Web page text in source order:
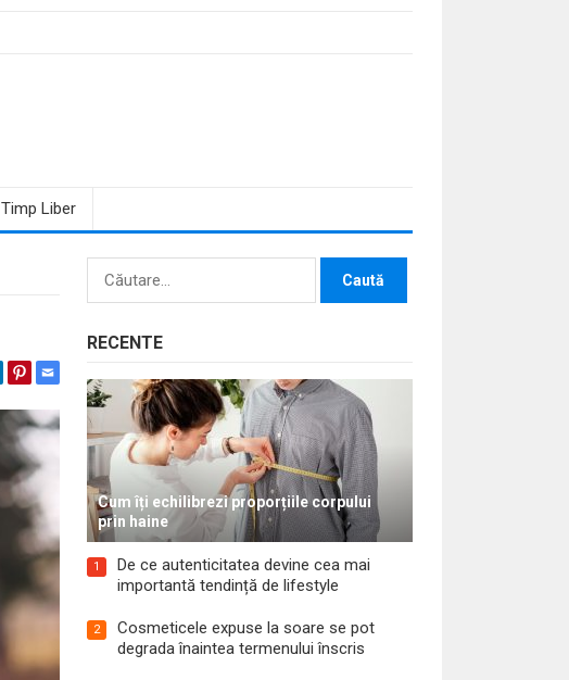
Timp Liber
Caută
RECENTE
Cum îți echilibrezi proporțiile corpului
prin haine
1
De ce autenticitatea devine cea mai
importantă tendință de lifestyle
2
Cosmeticele expuse la soare se pot
degrada înaintea termenului înscris